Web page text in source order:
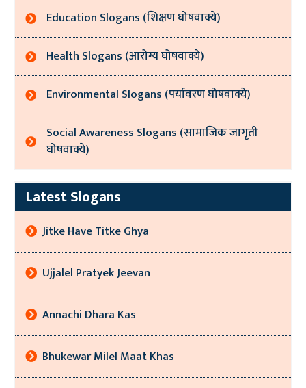
Education Slogans (शिक्षण घोषवाक्ये)
Health Slogans (आरोग्य घोषवाक्ये)
Environmental Slogans (पर्यावरण घोषवाक्ये)
Social Awareness Slogans (सामाजिक जागृती
घोषवाक्ये)
Latest Slogans
Jitke Have Titke Ghya
Ujjalel Pratyek Jeevan
Annachi Dhara Kas
Bhukewar Milel Maat Khas